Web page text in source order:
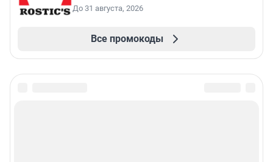
До 31 августа, 2026
Все промокоды